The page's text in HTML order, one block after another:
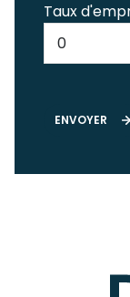
Taux
ENVOYER